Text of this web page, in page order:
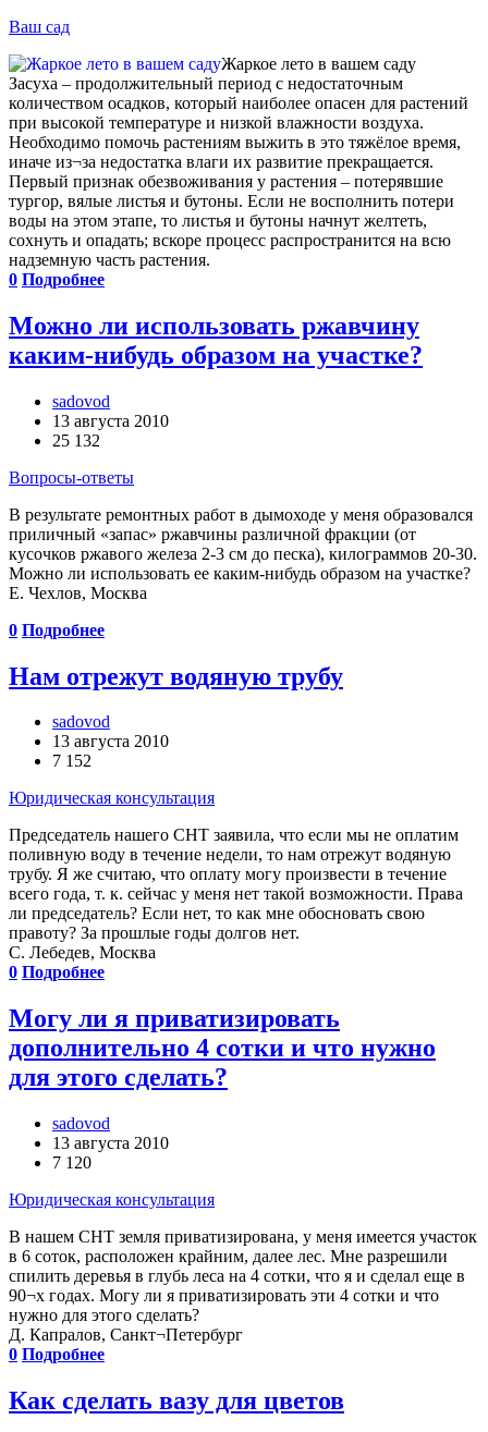
Ваш сад
Жаркое лето в вашем саду
Засуха – продолжительный период с недостаточным
количеством осадков, который наиболее опасен для растений
при высокой температуре и низкой влажности воздуха.
Необходимо помочь растениям выжить в это тяжёлое время,
иначе из¬за недостатка влаги их развитие прекращается.
Первый признак обезвоживания у растения – потерявшие
тургор, вялые листья и бутоны. Если не восполнить потери
воды на этом этапе, то листья и бутоны начнут желтеть,
сохнуть и опадать; вскоре процесс распространится на всю
надземную часть растения.
0 Подробнее
Можно ли использовать ржавчину
каким-­нибудь образом на участке?
sadovod
13 августа 2010
25 132
Вопросы-ответы
В результате ремонтных работ в дымоходе у меня образовался
приличный «запас» ржавчины различной фракции (от
кусочков ржавого железа 2-3 см до песка), килограммов 20-30.
Можно ли использовать ее каким-­нибудь образом на участке?
Е. Чехлов, Москва
0 Подробнее
Нам отрежут водяную трубу
sadovod
13 августа 2010
7 152
Юридическая консультация
Председатель нашего СНТ заявила, что если мы не оплатим
поливную воду в течение недели, то нам отрежут водяную
трубу. Я же считаю, что оплату могу произвести в течение
всего года, т. к. сейчас у меня нет такой возможности. Права
ли председатель? Если нет, то как мне обосновать свою
правоту? За прошлые годы долгов нет.
С. Лебедев, Москва
0 Подробнее
Могу ли я приватизировать
дополнительно 4 сотки и что нужно
для этого сделать?
sadovod
13 августа 2010
7 120
Юридическая консультация
В нашем СНТ земля приватизирована, у меня имеется участок
в 6 соток, расположен крайним, далее лес. Мне разрешили
спилить деревья в глубь леса на 4 сотки, что я и сделал еще в
90¬х годах. Могу ли я приватизировать эти 4 сотки и что
нужно для этого сделать?
Д. Капралов, Санкт¬Петербург
0 Подробнее
Как сделать вазу для цветов